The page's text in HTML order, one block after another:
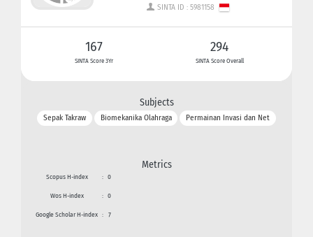
SINTA ID : 5981158
167
SINTA Score 3Yr
294
SINTA Score Overall
Subjects
Sepak Takraw Biomekanika Olahraga Permainan Invasi dan Net
Metrics
Scopus H-index : 0
Wos H-index : 0
Google Scholar H-index : 7